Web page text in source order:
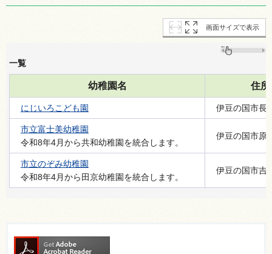
画面サイズで表示
一覧
幼稚園名 住所
にじいろこども園 伊豆の国市長
市立富士美幼稚園
令和8年4月から共和幼稚園を統合します。
伊豆の国市原
市立のぞみ幼稚園
令和8年4月から田京幼稚園を統合します。
伊豆の国市吉